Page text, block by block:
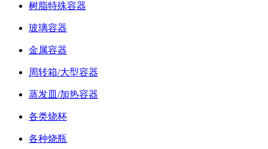
树脂特殊容器
玻璃容器
金属容器
周转箱/大型容器
蒸发皿/加热容器
各类烧杯
各种烧瓶